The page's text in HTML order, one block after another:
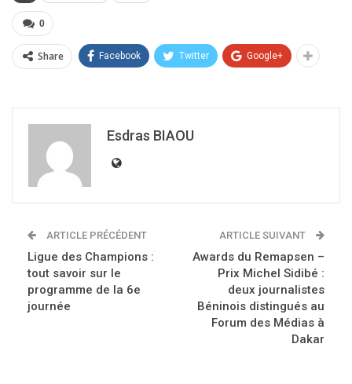
0
Share Facebook Twitter Google+
Esdras BIAOU
ARTICLE PRÉCÉDENT
Ligue des Champions :
tout savoir sur le
programme de la 6e
journée
ARTICLE SUIVANT
Awards du Remapsen –
Prix Michel Sidibé :
deux journalistes
Béninois distingués au
Forum des Médias à
Dakar